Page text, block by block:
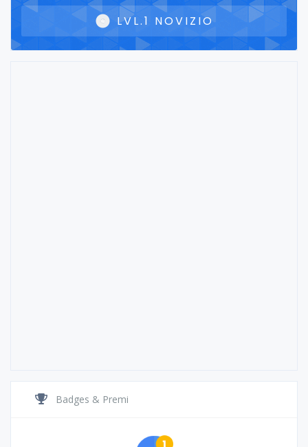
LVL.1 NOVIZIO
Badges & Premi